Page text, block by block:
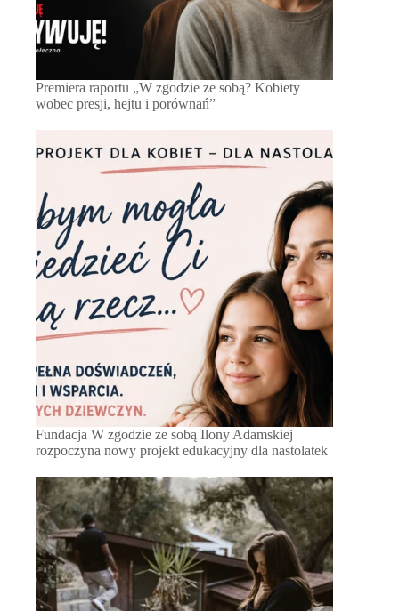
Premiera raportu „W zgodzie ze sobą? Kobiety
wobec presji, hejtu i porównań”
Fundacja W zgodzie ze sobą Ilony Adamskiej
rozpoczyna nowy projekt edukacyjny dla nastolatek